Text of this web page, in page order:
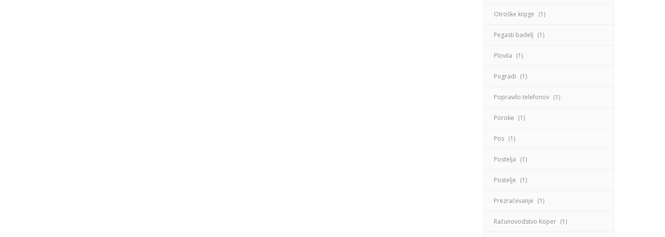
Otroške knjige (1)
Pegasti badelj (1)
Plovila (1)
Pogradi (1)
Popravilo telefonov (1)
Poroke (1)
Pos (1)
Postelja (1)
Postelje (1)
Prezračevanje (1)
Računovodstvo Koper (1)